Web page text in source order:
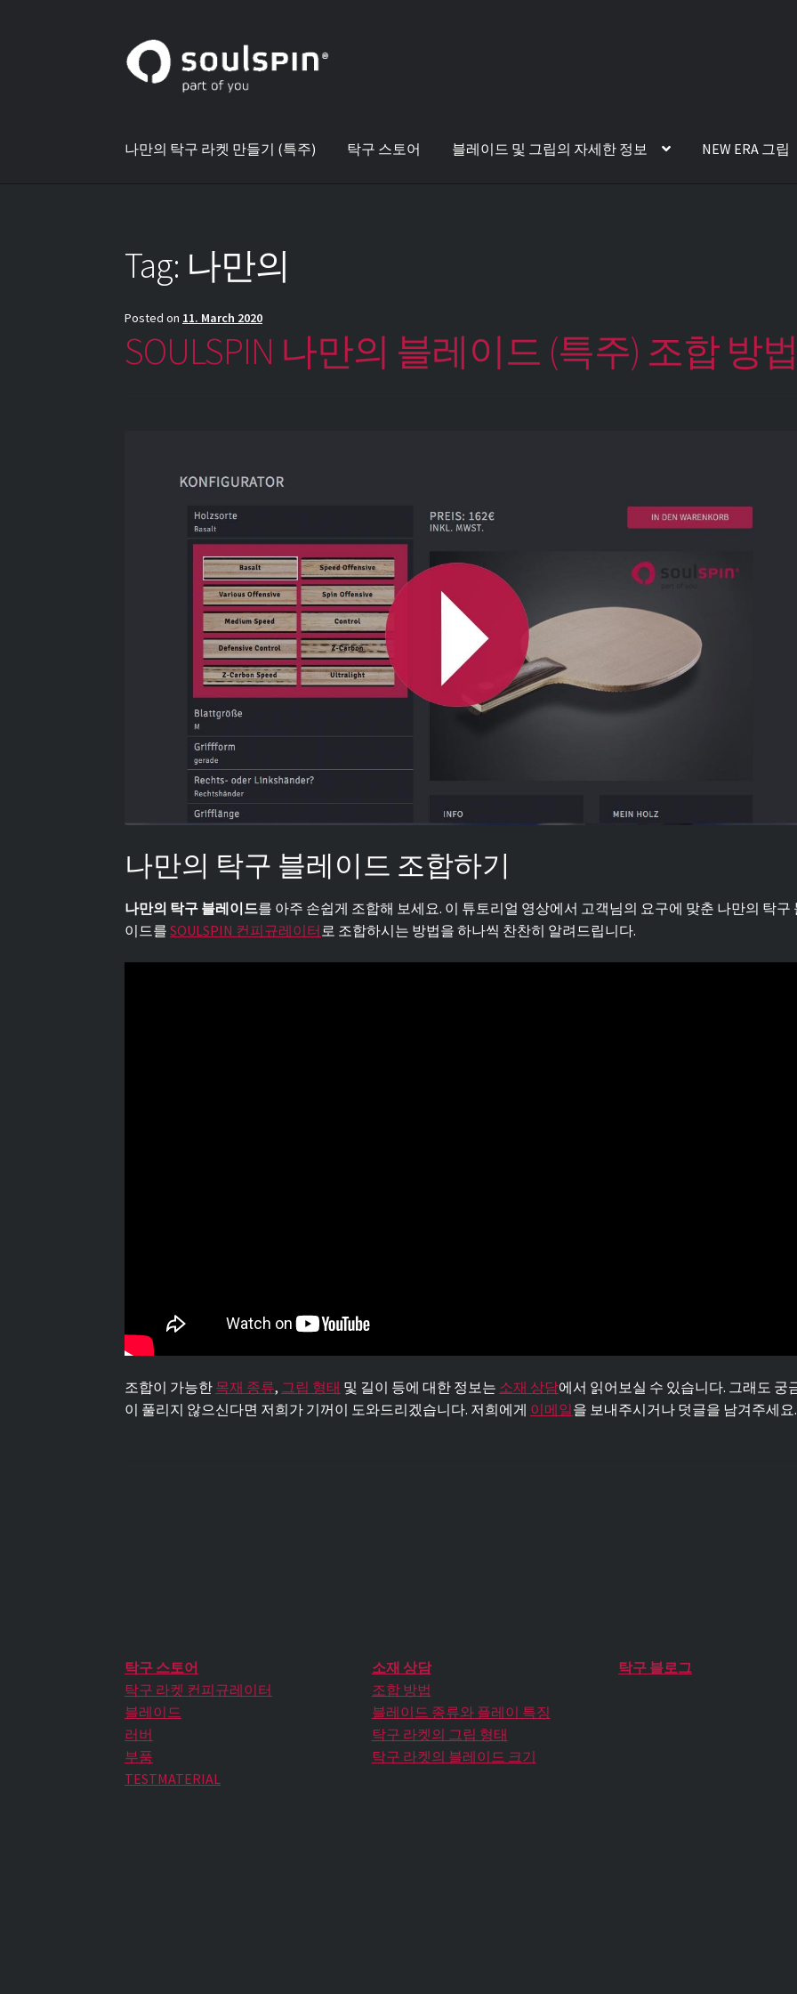
Skip
to
navigation
Skip
to
나만의 탁구 라켓 만들기 (특주) 탁구 스토어 블레이드 및 그립의 자세한 정보 NEW ERA 그립
Tag: 나만의
Posted on 11. March 2020
SOULSPIN 나만의 블레이드 (특주) 조합 방
나만의 탁구 블레이드 조합하기
나만의 탁구 블레이드를 아주 손쉽게 조합해 보세요. 이 튜토리얼 영상에서 고객님의 요구에 맞춘 나만의 탁구
이드를SOULSPIN 컨피규레이터로 조합하시는 방법을 하나씩 찬찬히 알려드립니다.
조합이 가능한 목재 종류, 그립 형태 및 길이 등에 대한 정보는 소재 상담에서 읽어보실 수 있습니다. 그래도 궁
이 풀리지 않으신다면 저희가 기꺼이 도와드리겠습니다. 저희에게 이메일을 보내주시거나 덧글을 남겨주세요.
탁구 스토어
탁구 라켓 컨피규레이터
블레이드
러버
부품
TESTMATERIAL
소재 상담
조합 방법
블레이드 종류와 플레이 특징
탁구 라켓의 그립 형태
탁구 라켓의 블레이드 크기
탁구 블로그